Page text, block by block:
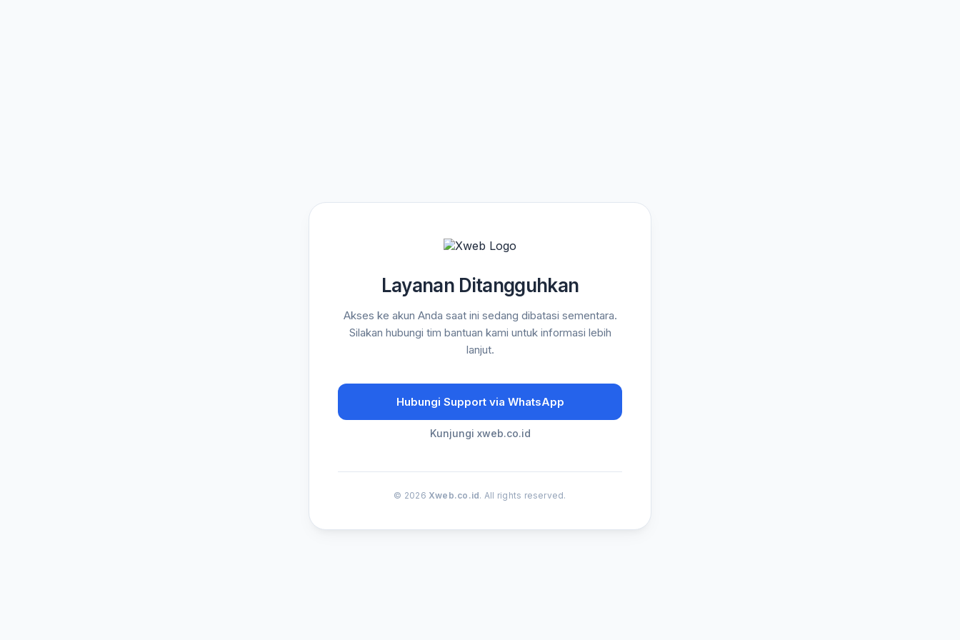
Layanan Ditangguhkan
Akses ke akun Anda saat ini sedang dibatasi sementara.
Silakan hubungi tim bantuan kami untuk informasi lebih
lanjut.
Hubungi Support via WhatsApp
Kunjungi xweb.co.id
© 2026 Xweb.co.id. All rights reserved.